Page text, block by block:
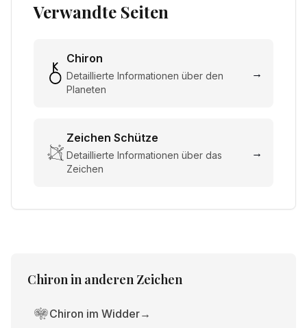
Verwandte Seiten
Chiron
Detaillierte Informationen über den
Planeten
→
Zeichen Schütze
Detaillierte Informationen über das
Zeichen
→
Chironin anderen Zeichen
Chiron im Widder→